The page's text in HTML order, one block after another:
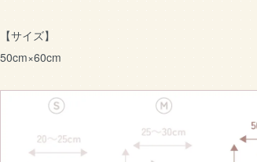
【サイズ】
50cm×60cm